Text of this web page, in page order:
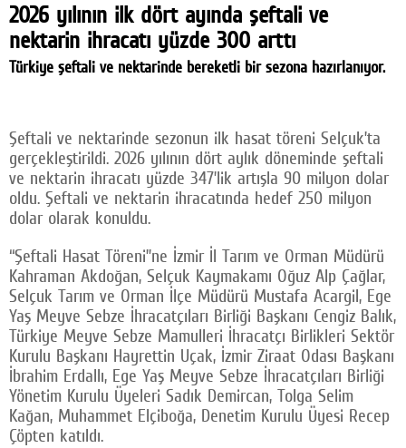
Sağlık
Yazarlar
İletişim
A24 SOSYAL MEDYA
Facebook
Google Plus
© 2026 TÜM HAKLARI SAKLIDIR
2026 yılının ilk dört ayında şeftali ve
nektarin ihracatı yüzde 300 arttı
Türkiye şeftali ve nektarinde bereketli bir sezona hazırlanıyor.
Şeftali ve nektarinde sezonun ilk hasat töreni Selçuk’ta
gerçekleştirildi. 2026 yılının dört aylık döneminde şeftali
ve nektarin ihracatı yüzde 347’lik artışla 90 milyon dolar
oldu. Şeftali ve nektarin ihracatında hedef 250 milyon
dolar olarak konuldu.
“Şeftali Hasat Töreni”ne İzmir İl Tarım ve Orman Müdürü
Kahraman Akdoğan, Selçuk Kaymakamı Oğuz Alp Çağlar,
Selçuk Tarım ve Orman İlçe Müdürü Mustafa Acargil, Ege
Yaş Meyve Sebze İhracatçıları Birliği Başkanı Cengiz Balık,
Türkiye Meyve Sebze Mamulleri İhracatçı Birlikleri Sektör
Kurulu Başkanı Hayrettin Uçak, İzmir Ziraat Odası Başkanı
İbrahim Erdallı, Ege Yaş Meyve Sebze İhracatçıları Birliği
Yönetim Kurulu Üyeleri Sadık Demircan, Tolga Selim
Kağan, Muhammet Elçiboğa, Denetim Kurulu Üyesi Recep
Çöpten katıldı.